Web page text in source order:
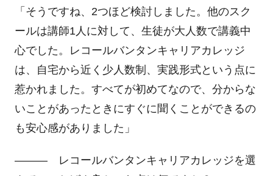
「そうですね、 2つほど検討しました。他のスク
ールは講師1 人に対して、生徒が大人数で講義中
心でした。レコールバンタンキャリアカレッジ
は、自宅から近く少人数制、実践形式という点に
惹かれました。すべてが初めてなので、分からな
いことがあったときにすぐに聞くことができるの
も安心感がありました」
――― レコールバンタンキャリアカレッジを選